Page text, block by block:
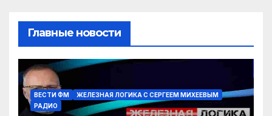
Главные новости
ВЕСТИ ФМ
ЖЕЛЕЗНАЯ ЛОГИКА С СЕРГЕЕМ МИХЕЕВЫМ
РАДИО